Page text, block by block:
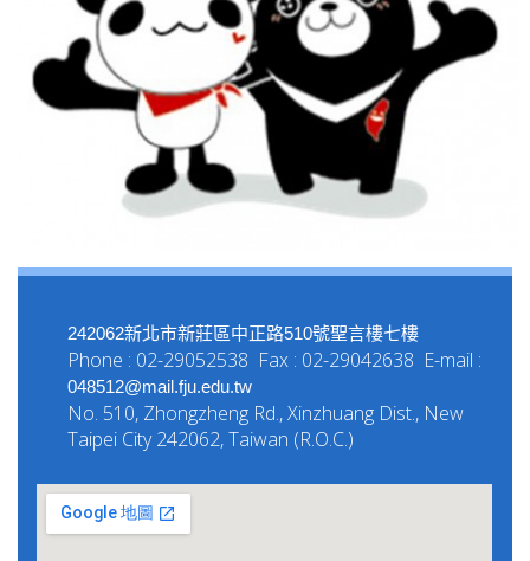
242062新北市新莊區中正路510號聖言樓七樓
Phone : 02-29052538 Fax : 02-29042638 E-mail :
048512@mail.fju.edu.tw
No. 510, Zhongzheng Rd., Xinzhuang Dist., New
Taipei City 242062, Taiwan (R.O.C.)